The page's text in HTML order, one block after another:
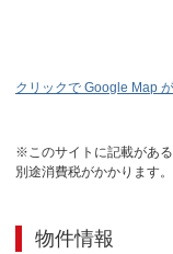
クリックで Google Map が
※このサイトに記載があ
別途消費税がかかります。
物件情報